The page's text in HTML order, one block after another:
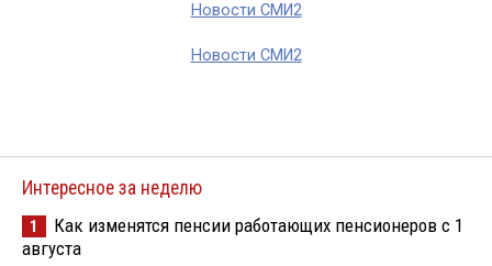
Новости СМИ2
Новости СМИ2
Интересное за неделю
1
Как изменятся пенсии работающих пенсионеров с 1
августа